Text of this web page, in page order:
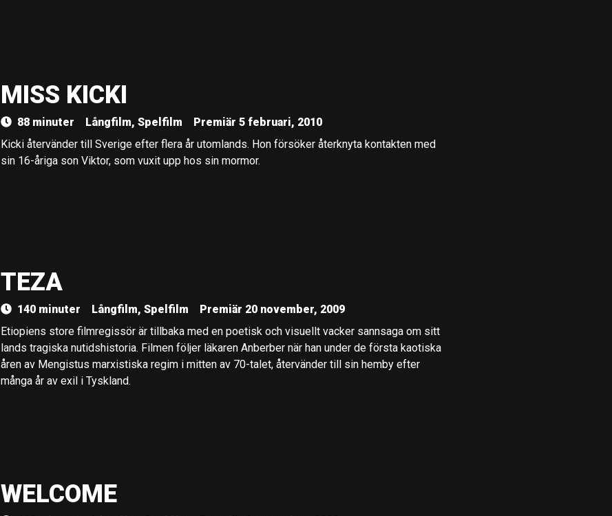
MISS KICKI
88 minuter Långfilm, Spelfilm
Premiär 5 februari, 2010
Kicki återvänder till Sverige efter flera år utomlands. Hon försöker återknyta kontakten med
sin 16-åriga son Viktor, som vuxit upp hos sin mormor.
TEZA
140 minuter Långfilm, Spelfilm
Premiär 20 november, 2009
Etiopiens store filmregissör är tillbaka med en poetisk och visuellt vacker sannsaga om sitt
lands tragiska nutidshistoria. Filmen följer läkaren Anberber när han under de första kaotiska
åren av Mengistus marxistiska regim i mitten av 70-talet, återvänder till sin hemby efter
många år av exil i Tyskland.
WELCOME